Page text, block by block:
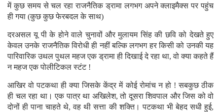
में कुछ समय से चल रहा राजनैतिक ड्रामा लगभग अपने क्लाइमैक्स पर पहुंच
ही गया (कुछ कुछ फेरबदल के साथ)
दरअसल यू पी के होने वाले चुनावों और मुलायम सिंह की छवि को देखते हुए
केवल उनके राजनैतिक विरोधी ही नहीं बल्कि लगभग हर किसी को उनकी यह
पारिवारिक उथल पुथल महज एक ड्रामा ही दिखाई दे रहा था, वो क्या कहते हैं
न महज एक पोलीटिकल स्टंट !
आखिर वो पटकथा ही क्या जिसके केंद्र में कोई रोमांच न हो ! सबकुछ ठीक
ही चल रहा था। एक पात्र था अखिलेश, तो दूसरा शिवपाल और जिस को वो
दोनों ही पाना चाहते थे, वह थी सत्ता की शक्ति। पटकथा भी बेहद सधी हुई,